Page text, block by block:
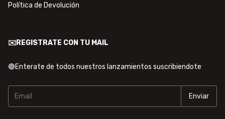
Política de Devolución
✉️REGISTRATE CON TU MAIL
🟢Enterate de todos nuestros lanzamientos suscribiendote